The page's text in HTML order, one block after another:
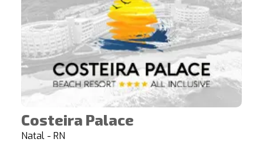
Costeira Palace
Natal - RN